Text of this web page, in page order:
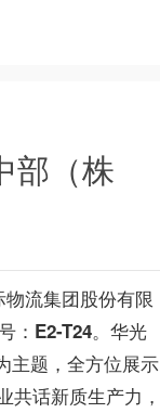
部（株
流集团股份有限
： E2-T24。 华光
主题，全方位展示
共话新质生产力，